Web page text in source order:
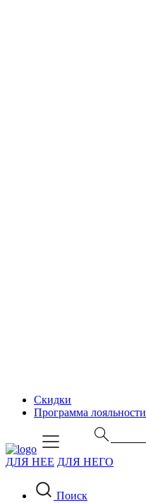
Скидки
Программа лояльности
ДЛЯ НЕЕ ДЛЯ НЕГО
Поиск